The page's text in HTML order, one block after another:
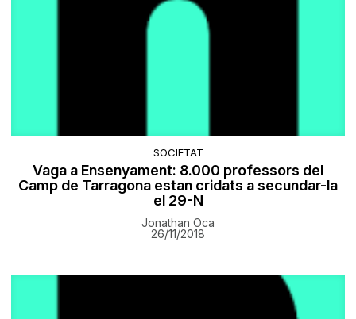
SOCIETAT
Vaga a Ensenyament: 8.000 professors del
Camp de Tarragona estan cridats a secundar-la
el 29-N
Jonathan Oca
26/11/2018